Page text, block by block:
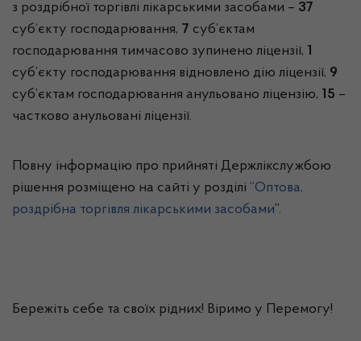
з роздрібної торгівлі лікарськими засобами – 37
суб’єкту господарювання, 7 суб’єктам
господарювання тимчасово зупинено ліцензії, 1
суб’єкту господарювання відновлено дію ліцензії, 9
суб’єктам господарювання анульовано ліцензію, 15 –
частково анульовані ліцензії.
Повну інформацію про прийняті Держлікслужбою
рішення розміщено на сайті у розділі “Оптова,
роздрібна торгівля лікарськими засобами”.
Бережіть себе та своїх рідних! Віримо у Перемогу!